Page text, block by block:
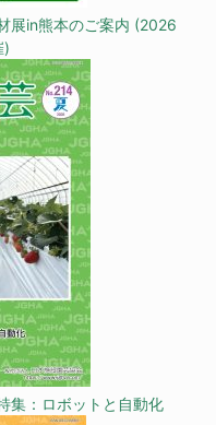
展in熊本のご案内 (2026
)
集：ロボットと自動化